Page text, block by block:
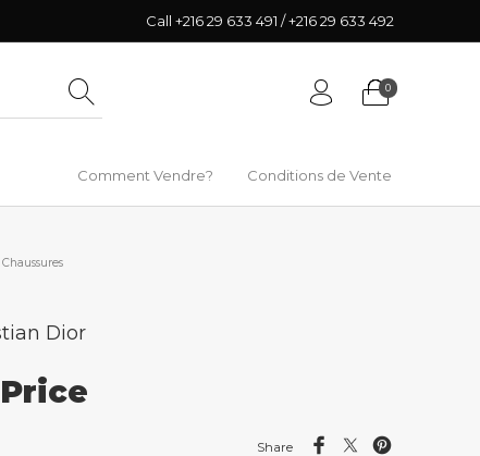
Call +216 29 633 491 / +216 29 633 492
0
Comment Vendre? Conditions de Vente
Chaussures
Dior
Share